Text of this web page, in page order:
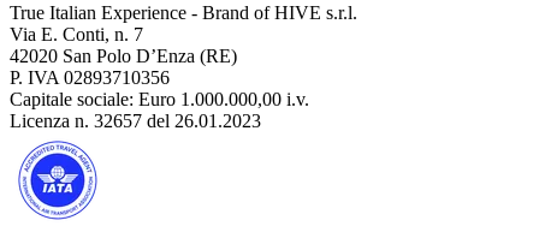
True Italian Experience - Brand of HIVE s.r.l.
Via E. Conti, n. 7
42020 San Polo D’Enza (RE)
P. IVA 02893710356
Capitale sociale: Euro 1.000.000,00 i.v.
Licenza n. 32657 del 26.01.2023